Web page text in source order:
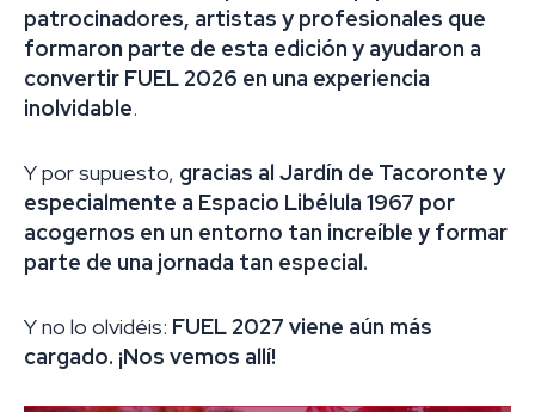
patrocinadores, artistas y profesionales que
formaron parte de esta edición y ayudaron a
convertir FUEL 2026 en una experiencia
inolvidable.
Y por supuesto, gracias al Jardín de Tacoronte y
especialmente a Espacio Libélula 1967 por
acogernos en un entorno tan increíble y formar
parte de una jornada tan especial.
Y no lo olvidéis: FUEL 2027 viene aún más
cargado. ¡Nos vemos allí!